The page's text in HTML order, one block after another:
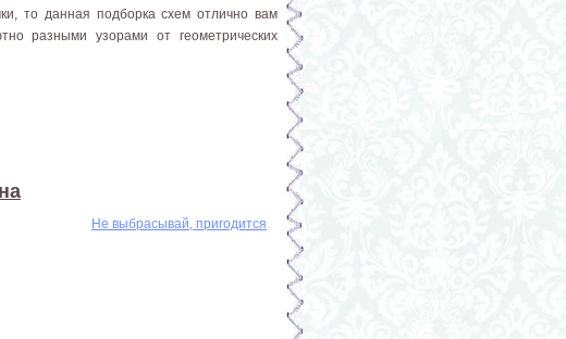
то данная подборка схем отлично вам
разными узорами от геометрических
Не выбрасывай, пригодится